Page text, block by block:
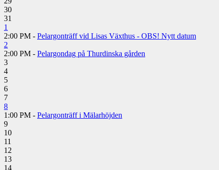
30
31
1
2:00 PM - Pelargonträff vid Lisas Växthus - OBS! Nytt datum
2
2:00 PM - Pelargondag på Thurdinska gården
3
4
5
6
7
8
1:00 PM - Pelargonträff i Mälarhöjden
9
10
11
12
13
14